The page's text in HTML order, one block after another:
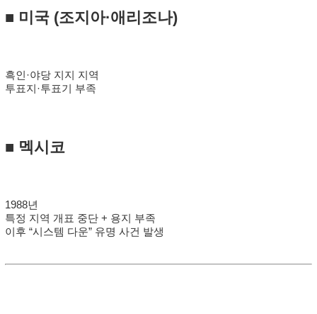
■ 미국(조지아·애리조나)
흑인·야당 지지 지역
투표지·투표기 부족
■ 멕시코
1988년
특정 지역 개표 중단 + 용지 부족
이후 “시스템 다운” 유명 사건 발생